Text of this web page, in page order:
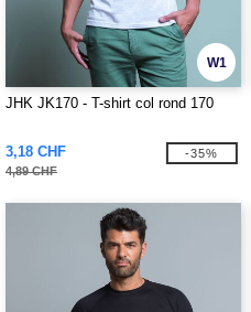
W1
JHK JK170 - T-shirt col rond 170
3,18 CHF
4,89 CHF
-35%